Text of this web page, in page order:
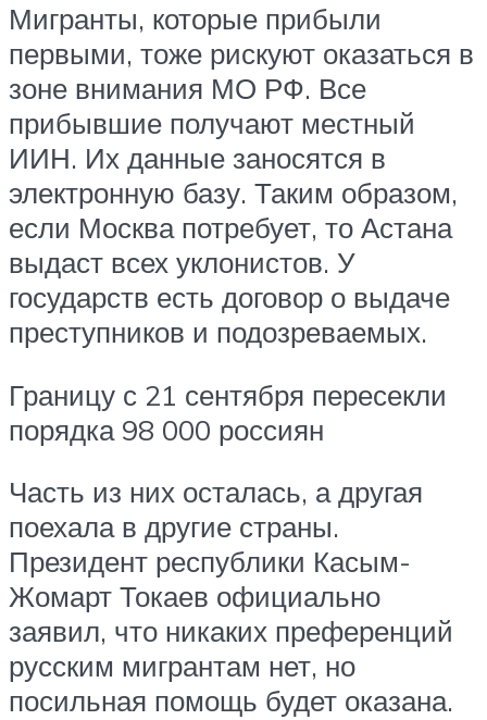
Мигранты, которые прибыли
первыми, тоже рискуют оказаться в
зоне внимания МО РФ. Все
прибывшие получают местный
ИИН. Их данные заносятся в
электронную базу. Таким образом,
если Москва потребует, то Астана
выдаст всех уклонистов. У
государств есть договор о выдаче
преступников и подозреваемых.
Границу с 21 сентября пересекли
порядка 98 000 россиян
Часть из них осталась, а другая
поехала в другие страны.
Президент республики Касым-
Жомарт Токаев официально
заявил, что никаких преференций
русским мигрантам нет, но
посильная помощь будет оказана.